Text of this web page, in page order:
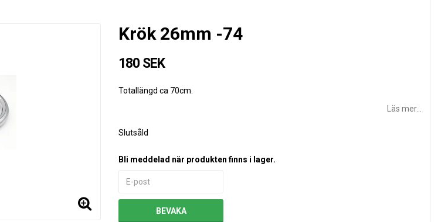
Krök 26mm -74
180 SEK
Totallängd ca 70cm.
Läs mer...
Slutsåld
Bli meddelad när produkten finns i lager.
BEVAKA